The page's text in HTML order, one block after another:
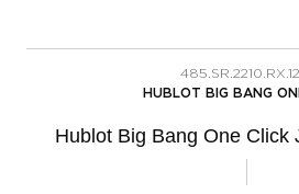
HUBLOT BIG BANG
Hublot Big Bang One Click